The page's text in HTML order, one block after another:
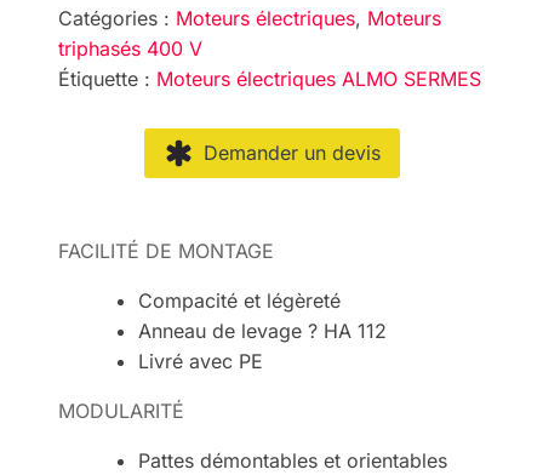
Catégories : Moteurs électriques, Moteurs
triphasés 400 V
Étiquette : Moteurs électriques ALMO SERMES
Demander un devis
FACILITÉ DE MONTAGE
Compacité et légèreté
Anneau de levage ? HA 112
Livré avec PE
MODULARITÉ
Pattes démontables et orientables